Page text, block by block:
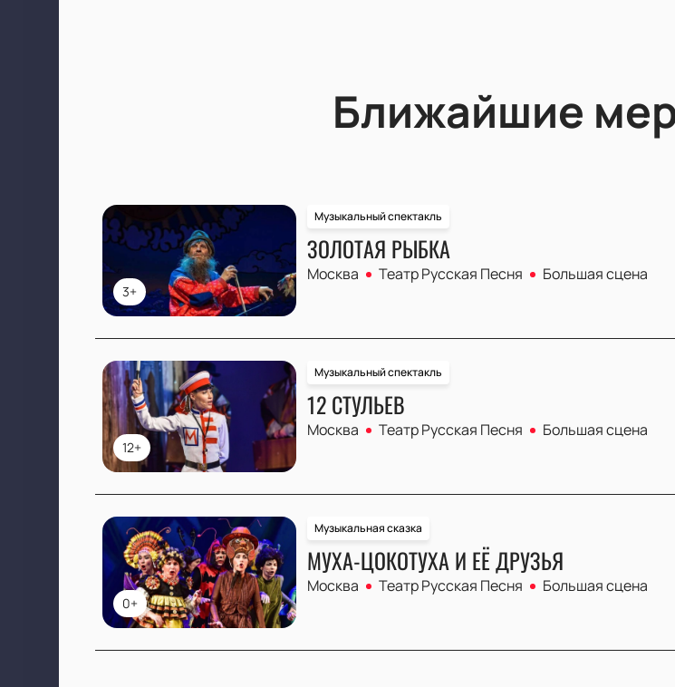
Ближайшие
3+
Музыкальный спектакль
ЗОЛОТАЯ РЫБКА
Москва Театр Русская Песня Большая сцена
12+
Музыкальный спектакль
12 СТУЛЬЕВ
Москва Театр Русская Песня Большая сцена
0+
Музыкальная сказка
МУХА-ЦОКОТУХА И ЕЁ ДРУЗЬЯ
Москва Театр Русская Песня Большая сцена